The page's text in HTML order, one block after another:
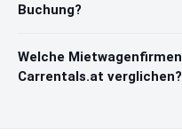
Buchung?
Welche
Carrentals.at